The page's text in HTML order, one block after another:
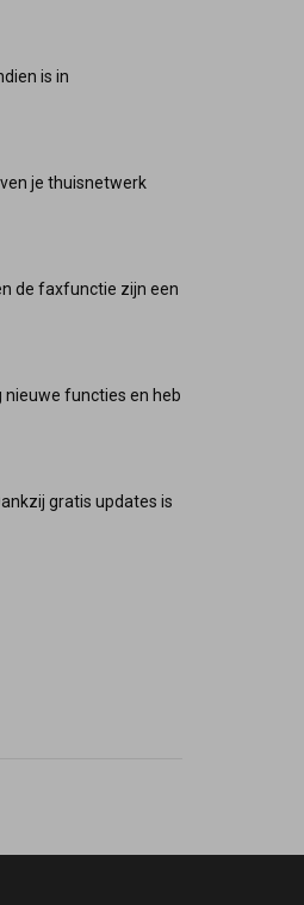
is in
je thuisnetwerk
de faxfunctie zijn een
nieuwe functies en heb
gratis updates is